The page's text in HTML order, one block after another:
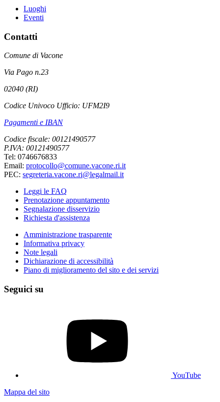
Luoghi
Eventi
Contatti
Comune di Vacone
Via Pago n.23
02040 (RI)
Codice Univoco Ufficio: UFM2I9
Pagamenti e IBAN
Codice fiscale: 00121490577
P.IVA: 00121490577
Tel: 0746676833
Email: protocollo@comune.vacone.ri.it
PEC: segreteria.vacone.ri@legalmail.it
Leggi le FAQ
Prenotazione appuntamento
Segnalazione disservizio
Richiesta d'assistenza
Amministrazione trasparente
Informativa privacy
Note legali
Dichiarazione di accessibilità
Piano di miglioramento del sito e dei servizi
Seguici su
YouTube
Mappa del sito